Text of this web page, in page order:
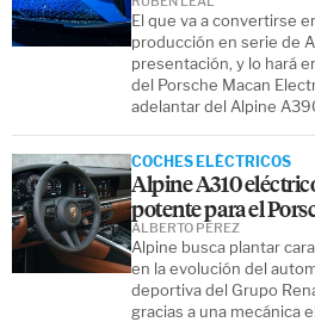
El que va a convertirse
producción en serie de
presentación, y lo hará
del Porsche Macan
adelantar del Alpine
COCHES ELÉCTRICOS
Alpine A310
potente para el
Alpine busca plantar
en la evolución del
deportiva del Grupo
gracias a una mecánica
ALBERTO PÉREZ